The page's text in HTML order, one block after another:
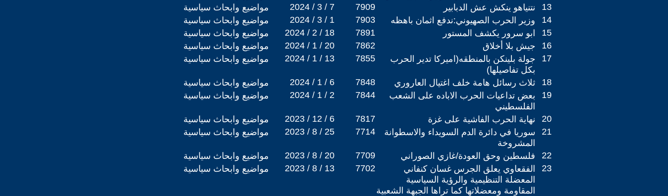
مواضيع وابحاث سياسية
2024 / 3 / 7 7909 نتنياهو ينكش عش الدبابير
13
مواضيع وابحاث سياسية
2024 / 3 / 1 7903 وزير الحرب الصهيوني:ندفع اثمان باهظه
14
مواضيع وابحاث سياسية
2024 / 2 / 18 7891 ابو سرور يكشف المستور
15
مواضيع وابحاث سياسية
2024 / 1 / 20 7862 جيش بلا أخلاق
16
مواضيع وابحاث سياسية
2024 / 1 / 13 7855
جولة بلينكن بالمنطقه(اميركا تدير الحرب
بكل تفاصيلها)
17
مواضيع وابحاث سياسية 2024 / 1 / 6 7848 ثلاث رسائل هامة خلف اغتيال العاروري
18
مواضيع وابحاث سياسية
2024 / 1 / 2 7844
بعض تداعيات الحرب الاباده على الشعب
الفلسطيني
19
مواضيع وابحاث سياسية 2023 / 12 / 6 7817 نهاية الحرب الفاشية على غزة
20
مواضيع وابحاث سياسية
2023 / 8 / 25 7714
سوريا في دائرة الدم السويداء والاسطوانة
المشروخة
21
مواضيع وابحاث سياسية 2023 / 8 / 20 7709 فلسطين وحق العودة/غازي الصوراني
22
مواضيع وابحاث سياسية
2023 / 8 / 13 7702
‎الفقعاوي يعلق الجرس ‎غسان كنفاني
المعضلة التنظيمية والرؤية السياسية
‎المقاومة ومعضلاتها كما تراها الجبهة الشعبية
23